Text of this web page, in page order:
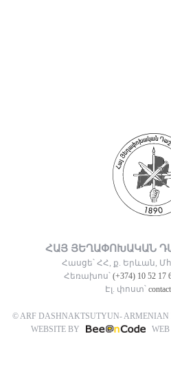
ՀԱՅ ՅԵՂԱՓՈԽԱԿԱՆ
Հասցե՝ ՀՀ, ք. Երևան,
Հեռախոս՝ (+374) 10 52 17
Էլ. փոստ՝
© ARF DASHNAKTSUTYUN- ARMENIAN
WEBSITE BY